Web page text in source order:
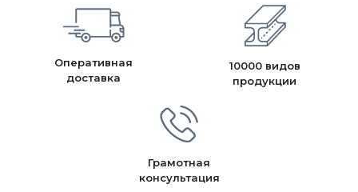
Оперативная
доставка
10000 видов
продукции
Грамотная
консультация